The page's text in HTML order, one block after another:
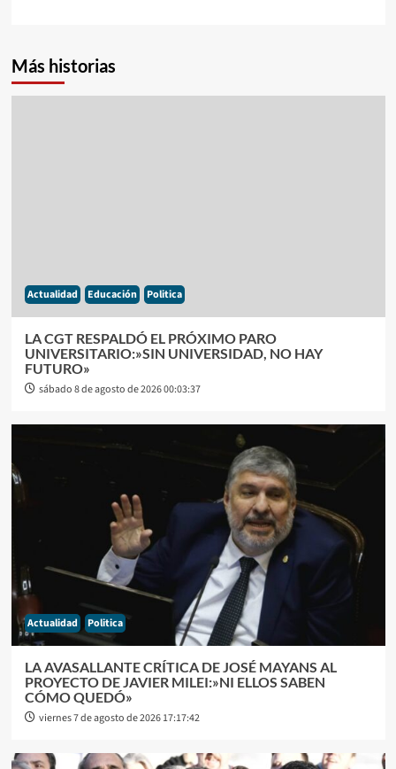
Más historias
Actualidad Educación Politica
LA CGT RESPALDÓ EL PRÓXIMO PARO
UNIVERSITARIO:»SIN UNIVERSIDAD, NO HAY
FUTURO»
sábado 8 de agosto de 2026 00:03:37
Actualidad Politica
LA AVASALLANTE CRÍTICA DE JOSÉ MAYANS AL
PROYECTO DE JAVIER MILEI:»NI ELLOS SABEN
CÓMO QUEDÓ»
viernes 7 de agosto de 2026 17:17:42